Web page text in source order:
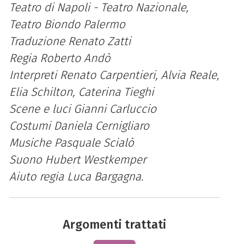
Teatro di Napoli - Teatro Nazionale,
Teatro Biondo Palermo
Traduzione Renato Zatti
Regia Roberto Andò
Interpreti Renato Carpentieri, Alvia Reale,
Elia Schilton, Caterina Tieghi
Scene e luci Gianni Carluccio
Costumi Daniela Cernigliaro
Musiche Pasquale Scialò
Suono Hubert Westkemper
Aiuto regia Luca Bargagna.
Argomenti trattati